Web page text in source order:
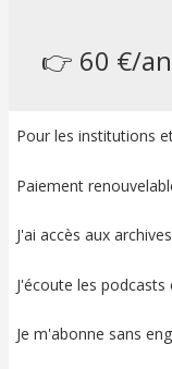
👉 60 €/an
Pour les institutions
Paiement
J'ai accès aux
J'écoute les
Je m'abonne sans